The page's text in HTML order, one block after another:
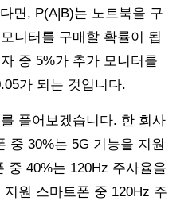
면, P(A|B)는 노트북을 구
니터를 구매할 확률이 됩
중 5%가 추가 모니터를
가 되는 것입니다.
풀어보겠습니다. 한 회사
중 30%는 5G 기능을 지원
중 40%는 120Hz 주사율을
원 스마트폰 중 120Hz 주